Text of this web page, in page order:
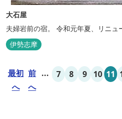
大石屋
夫婦岩前の宿。 令和元年夏、リニュ
伊勢志摩
最初
へ
前
へ
... 7 8 9 10 11